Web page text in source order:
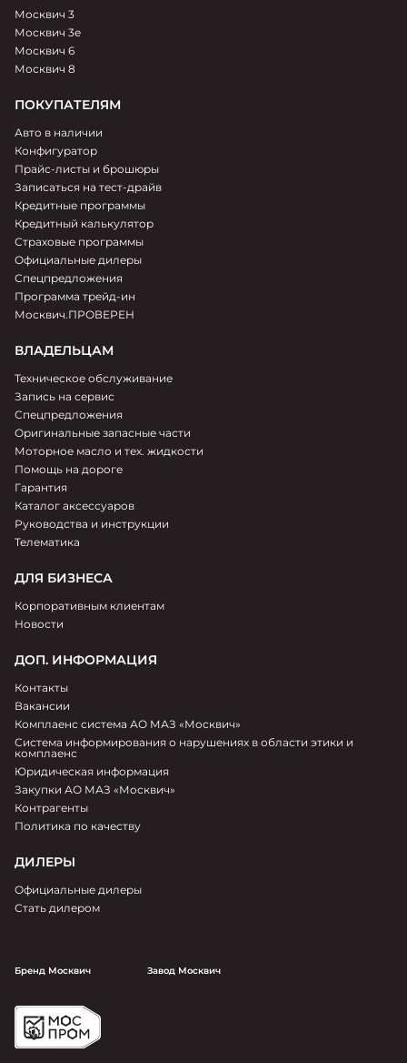
Москвич 3
Москвич 3e
Москвич 6
Москвич 8
ПОКУПАТЕЛЯМ
Авто в наличии
Конфигуратор
Прайс-листы и брошюры
Записаться на тест-драйв
Кредитные программы
Кредитный калькулятор
Страховые программы
Официальные дилеры
Спецпредложения
Программа трейд-ин
Москвич.ПРОВЕРЕН
ВЛАДЕЛЬЦАМ
Техническое обслуживание
Запись на сервис
Спецпредложения
Оригинальные запасные части
Моторное масло и тех. жидкости
Помощь на дороге
Гарантия
Каталог аксессуаров
Руководства и инструкции
Телематика
ДЛЯ БИЗНЕСА
Корпоративным клиентам
Новости
ДОП. ИНФОРМАЦИЯ
Контакты
Вакансии
Комплаенс система АО МАЗ «Москвич»
Система информирования о нарушениях в области этики и
комплаенс
Юридическая информация
Закупки АО МАЗ «Москвич»
Контрагенты
Политика по качеству
ДИЛЕРЫ
Официальные дилеры
Стать дилером
Бренд Москвич Завод Москвич